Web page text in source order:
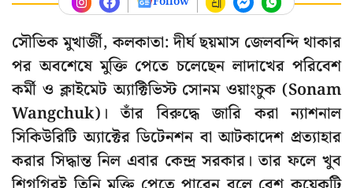
সৌভিক মুখার্জী, কলকাতা: দীর্ঘ ছয়মাস জেলবন্দি থাকার
পর অবশেষে মুক্তি পেতে চলেছেন লাদাখের পরিবেশ
কর্মী ও ক্লাইমেট অ্যাক্টিভিস্ট সোনম ওয়াংচুক (Sonam
Wangchuk)। তাঁর বিরুদ্ধে জারি করা ন্যাশনাল
সিকিউরিটি অ্যাক্টের ডিটেনশন বা আটকাদেশ প্রত্যাহার
করার সিদ্ধান্ত নিল এবার কেন্দ্র সরকার। তার ফলে খুব